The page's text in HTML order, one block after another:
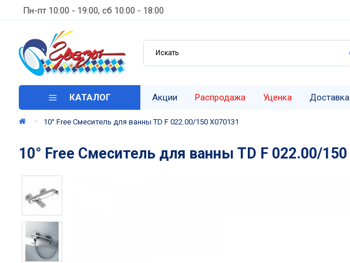
Пн-пт 10:00 - 19:00, сб 10:00 - 18:00
КАТАЛОГ Акции Распродажа Уценка
10° Free Смеситель для ванны TD F 022.00/150 X070131
10° Free Смеситель для ванны TD F 022.00/150